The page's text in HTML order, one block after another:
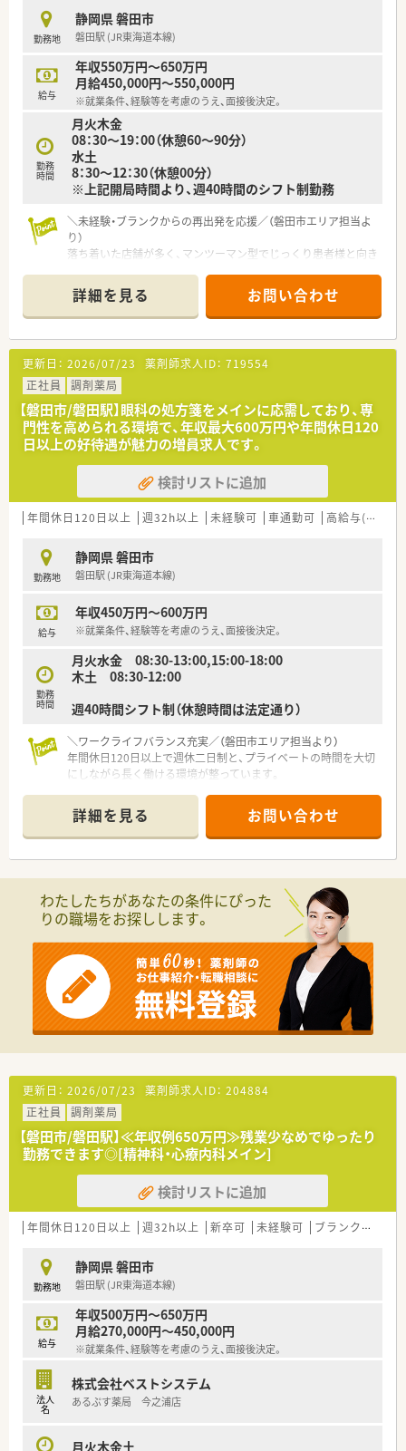
■現在は30代までの若手層を中心に、将来的に管理薬剤師とし
て店舗マネジメントに携わる意欲をお持ちの方を特に歓迎いた
します。
■周囲のスタッフや医療事務の方々と円滑な連携を図り、患者様
に対して丁寧な対応を心がけられる協調性のある方を求めてい
ます。
【法人特徴について】
■2007年の創業以来、静岡県西部エリアを中心に20店舗近くを
展開しており、代表自らが今も現場に立つ薬剤師目線の法人で
す。
■「患者様と同様に従業員も大切にしたい」という社長の理念が
です。
■近隣の浜松市内に店舗の8割が集中しているためヘルプ体制が
非常に強力であり、急な欠員や休みにも柔軟に対応できる環境で
【求人情報について】
■正社員として年収550万円から最大650万円の提示が可能であ
り、ご経験やスキルを正当に評価して納得の給与条件を決定しま
す。
■年間休日は120日前後を確保しており、年末年始などの長期休
暇も門前クリニックの休診に合わせてしっかりと取得いただけ
ます。
■県外から移住を検討されている方には法人契約の借上げ社宅
を提供しており、引越し費用や初期費用も会社負担でフルサポー
トします。
勤務地
静岡県 磐田市
磐田駅 (JR東海道本線)
給与
年収550万円～650万円
月給450,000円～550,000円
※就業条件、経験等を考慮のうえ、面接後決定。
勤務
時間
月火木金
08：30～19：00（休憩60～90分）
水土
8：30～12：30（休憩00分）
※上記開局時間より、週40時間のシフト制勤務
＼未経験・ブランクからの再出発を応援／（磐田市エリア担当よ
り）
落ち着いた店舗が多く、マンツーマン型でじっくり患者様と向き
験が浅い方でも安心して着実に成長できる環境です。
＊------------------------------------------＊
【店舗情報と応需状況について】
■磐田駅から車で10分ほどの場所に位置しており、近隣の整形
外科クリニックをメインに1日60枚から70枚程度を応需してい
ます。
■薬剤師は常時2名体制を維持しており、整形外科メインのため
重い処方が少なく、のんびりとゆとりを持って業務に取り組めま
す。
■リハビリテーションやリウマチ科の処方も含まれており、外来
調剤を通じて特定の専門知識をじっくりと深めることが可能な
【募集背景と求める人物像について】
充のための募集であり、長期的に活躍いただける正社員を募集し
ています。
■これまでの経験を活かしながら将来的に管理薬剤師として店
迎いたします。
■周囲のスタッフや医療事務の方々と円滑な連携を図り、患者様
ています。
■2007年の創業以来、静岡県西部エリアを中心に20店舗近くを
す。
■「患者様と同様に従業員も大切にしたい」という社長の理念が
浸透しており、個々の自主性を尊重した自由度の高い社風が魅力
です。
■磐田市や浜松市などの近隣エリアにドミナント展開している
ため、急な欠員や休みにも柔軟に対応できるヘルプ体制が整って
います。
詳細を見る お問い合わせ
更新日： 2026/07/23 薬剤師求人ID： 719554
正社員
調剤薬局
【磐田市/磐田駅】眼科の処方箋をメインに応需しており、専
門性を高められる環境で、年収最大600万円や年間休日120
日以上の好待遇が魅力の増員求人です。
検討リストに追加
年間休日120日以上 週32h以上 未経験可 車通勤可 高給与(600万円以上)
勤務地
静岡県 磐田市
磐田駅 (JR東海道本線)
給与
年収450万円～600万円
※就業条件、経験等を考慮のうえ、面接後決定。
勤務
時間
月火水金 08:30-13:00,15:00-18:00
木土 08:30-12:00
週40時間シフト制（休憩時間は法定通り）
＼ワークライフバランス充実／（磐田市エリア担当より）
年間休日120日以上で週休二日制と、プライベートの時間を大切
にしながら長く働ける環境が整っています。
【店舗情報と応需状況について】
■磐田駅から車で9分ほどの場所に位置しており、天候を気にせ
ず快適にマイカー通勤できる立地環境です。
■眼科の処方箋をメインに応需しており、1日に約40枚から50枚
■木曜日と土曜日は午前中のみの営業となっており、午後の時間
を自分のために有効活用できるのが魅力です。
■店舗の外観は綺麗な造りとなっており、緑のラインを基調とし
たトレードマークが目印の清潔な薬局です。
■経験豊富なスタッフが在籍しており、わからないことがあって
も気軽に相談できる風通しの良い職場環境です。
■社内イベントなども定期的に開催されており、スタッフ同士の
親睦を深めながら和気あいあいと働けます。
■仕事とプライベートのバランスを重視し、お休みをしっかりと
確保しながら安定して長く働きたい方に最適です。
■眼科領域に特化した専門的な知識を身につけたい方や、特定の
科目でスキルを極めたい勉強熱心な方に適しています。
■マイカーを利用して通勤したい方や、天候に左右されずに毎日
の通勤時間を快適に過ごしたい方におすすめです。
詳細を見る お問い合わせ
わたしたちがあなたの条件にぴった
りの職場をお探しします。
更新日： 2026/07/23 薬剤師求人ID： 204884
正社員
調剤薬局
【磐田市/磐田駅】≪年収例650万円≫残業少なめでゆったり
勤務できます◎[精神科・心療内科メイン]
検討リストに追加
年間休日120日以上 週32h以上 新卒可 未経験可 ブランク可
勤務地
静岡県 磐田市
磐田駅 (JR東海道本線)
給与
年収500万円～650万円
月給270,000円～450,000円
※就業条件、経験等を考慮のうえ、面接後決定。
法人
名
株式会社ベストシステム
あるぷす薬局 今之浦店
月火木金土